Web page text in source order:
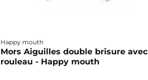
Happy mouth
Mors Aiguilles double brisure avec
rouleau - Happy mouth